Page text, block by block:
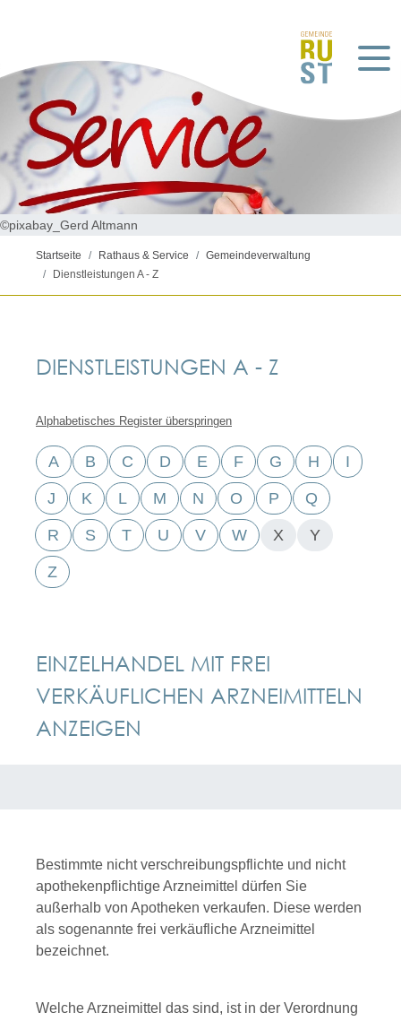
©pixabay_Gerd Altmann
Startseite Rathaus & Service
Gemeindeverwaltung
Dienstleistungen A - Z
DIENSTLEISTUNGEN A - Z
Alphabetisches Register überspringen
A B C D E F G H I
J K L M N O P Q
R S T U V W X Y
Z
EINZELHANDEL MIT FREI
VERKÄUFLICHEN ARZNEIMITTELN
ANZEIGEN
Bestimmte nicht verschreibungspflichte und nicht
apothekenpflichtige Arzneimittel dürfen Sie
außerhalb von Apotheken verkaufen. Diese werden
als sogenannte frei verkäufliche Arzneimittel
bezeichnet.
Welche Arzneimittel das sind, ist in der Verordnung